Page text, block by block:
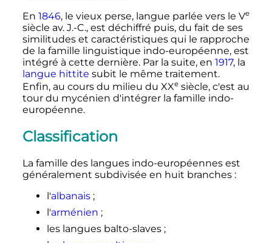
En 1846, le vieux perse, langue parlée vers le Ve
siècle av. J.-C., est déchiffré puis, du fait de ses
similitudes et caractéristiques qui le rapproche
de la famille linguistique indo-européenne, est
intégré à cette dernière. Par la suite, en 1917, la
langue hittite subit le même traitement.
Enfin, au cours du milieu du XXe siècle, c'est au
tour du mycénien d'intégrer la famille indo-
européenne.
Classification
La famille des langues indo-européennes est
généralement subdivisée en huit branches :
l'albanais ;
l'arménien ;
les langues balto-slaves ;